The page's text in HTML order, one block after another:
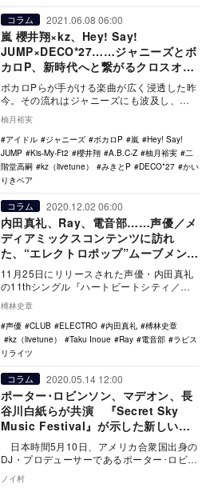
コラム 2021.06.08 06:00
嵐 櫻井翔×kz、Hey! Say!
JUMP×DECO*27……ジャニーズとボ
カロP、新時代へと繋がるクロスオー
バーの変遷
ボカロPらが手がける楽曲が広く浸透した昨
今。その流れはジャニーズにも波及し、ボ
カロPが楽曲を提供するケースも増えてい
る。本稿では…
柚月裕実
アイドル
ジャニーズ ボカロP 嵐
Hey! Say!
JUMP
Kis-My-Ft2 櫻井翔 A.B.C-Z 柚月裕実
二
階堂高嗣
kz（livetune） みきとP DECO*27
かい
りきベア
コラム 2020.12.02 06:00
内田真礼、Ray、電音部……声優／メ
ディアミックスコンテンツに訪れ
た、“エレクトロポップ”ムーブメント
を考察
11月25日にリリースされた声優・内田真礼
の11thシングル『ハートビートシティ／い
つか雲が晴れたなら』には、kz(livetu…
榑林史章
声優
CLUB ELECTRO 内田真礼
榑林史章
kz（livetune）
Taku Inoue Ray 電音部
ラピス
リライツ
コラム 2020.05.14 12:00
ポーター･ロビンソン、マデオン、長
谷川白紙らが共演 『Secret Sky
Music Festival』が示した新しいフ
ェスの在り方
日本時間5月10日、アメリカ合衆国出身の
DJ・プロデューサーであるポーター･ロビン
ノイ村